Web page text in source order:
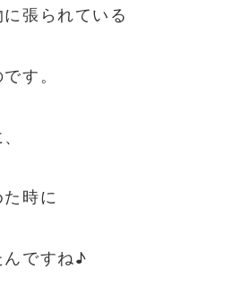
張られている
す。
時に
んですね♪